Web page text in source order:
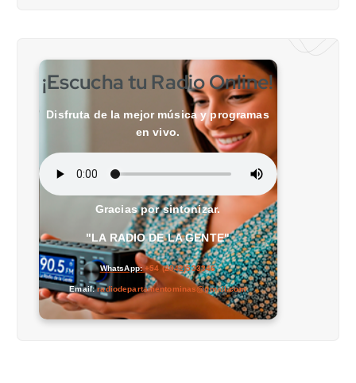
¡Escucha tu Radio Online!
Disfruta de la mejor música y programas
en vivo.
Gracias por sintonizar.
"LA RADIO DE LA GENTE"
WhatsApp:+54 (2942)533346
Email:radiodepartamentominas@gmail.com